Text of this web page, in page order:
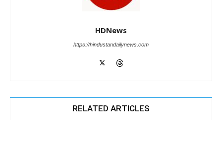
HDNews
https://hindustandailynews.com
RELATED ARTICLES